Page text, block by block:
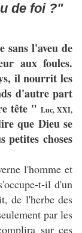
de foi ?"
sans l'aveu de
aux foules.
il nourrit les
d'autre part
tête "Luc, XXI,
que Dieu se
petites choses
l'homme et
t-il d'un
de l'herbe des
par les
sur ces